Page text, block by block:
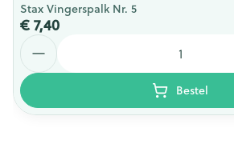
Stax Vingerspalk Nr. 5
€ 7,40
Bestel